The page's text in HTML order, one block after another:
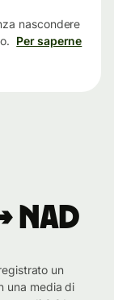
nascondere
Per saperne
NAD
un
una media di